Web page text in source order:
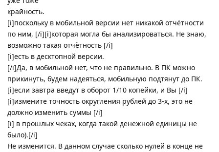
крайность.
[i]поскольку в мобильной версии нет никакой отчётности
по ним, [/i][i]которая могла бы анализироваться. Не знаю,
возможно такая отчётность [/i]
[i]есть в десктопной версии.
[/i]Да, в мобильной нет, что не правильно. В ПК можно
прикинуть, будем надеяться, мобильную подтянут до ПК.
[i]если завтра введут в оборот 1/10 копейки, и Вы [/i]
[i]измените точность округления рублей до 3-х, это не
должно изменить суммы [/i]
[i] в прошлых чеках, когда такой денежной единицы не
было).[/i]
Не изменится. В данном случае сколько нулей в конце не